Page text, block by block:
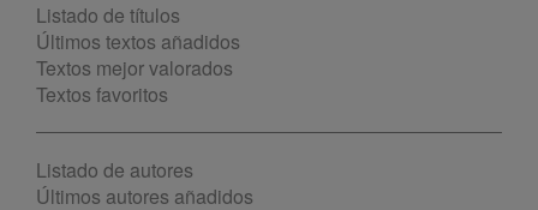
Listado de títulos
Últimos textos añadidos
Textos mejor valorados
Textos favoritos
Listado de autores
Últimos autores añadidos